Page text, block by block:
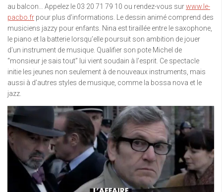
au balcon… Appelez le 03 20 71 79 10 ou rendez-vous surwww.le-
pacbo.fr pour plus d’informations. Le dessin animé comprend des
musiciens jazzy pour enfants. Nina est tiraillée entre le saxophone,
le piano et la batterie lorsqu’elle poursuit son ambition de jouer
d’un instrument de musique. Qualifier son pote Michel de
“monsieur je sais tout” lui vient soudain à l’esprit. Ce spectacle
initie les jeunes non seulement à de nouveaux instruments, mais
aussi à d’autres styles de musique, comme la bossa nova et le
jazz.